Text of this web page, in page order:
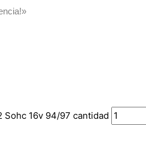
16v 94/97 cantidad